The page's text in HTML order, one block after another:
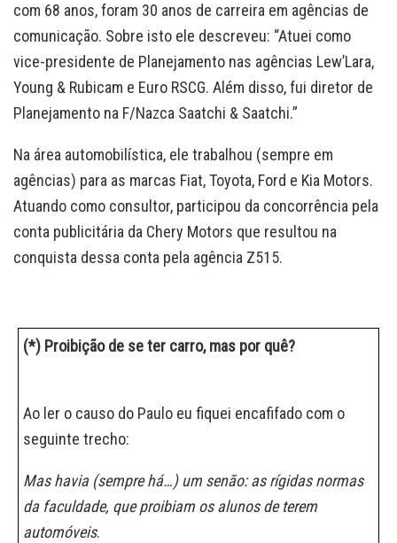
com 68 anos, foram 30 anos de carreira em agências de
comunicação. Sobre isto ele descreveu: “Atuei como
vice-presidente de Planejamento nas agências Lew’Lara,
Young & Rubicam e Euro RSCG. Além disso, fui diretor de
Planejamento na F/Nazca Saatchi & Saatchi.”
Na área automobilística, ele trabalhou (sempre em
agências) para as marcas Fiat, Toyota, Ford e Kia Motors.
Atuando como consultor, participou da concorrência pela
conta publicitária da Chery Motors que resultou na
conquista dessa conta pela agência Z515.
(*) Proibição de se ter carro, mas por quê?
Ao ler o causo do Paulo eu fiquei encafifado com o
seguinte trecho:
Mas havia (sempre há…) um senão: as rígidas normas
da faculdade, que proibiam os alunos de terem
automóveis.